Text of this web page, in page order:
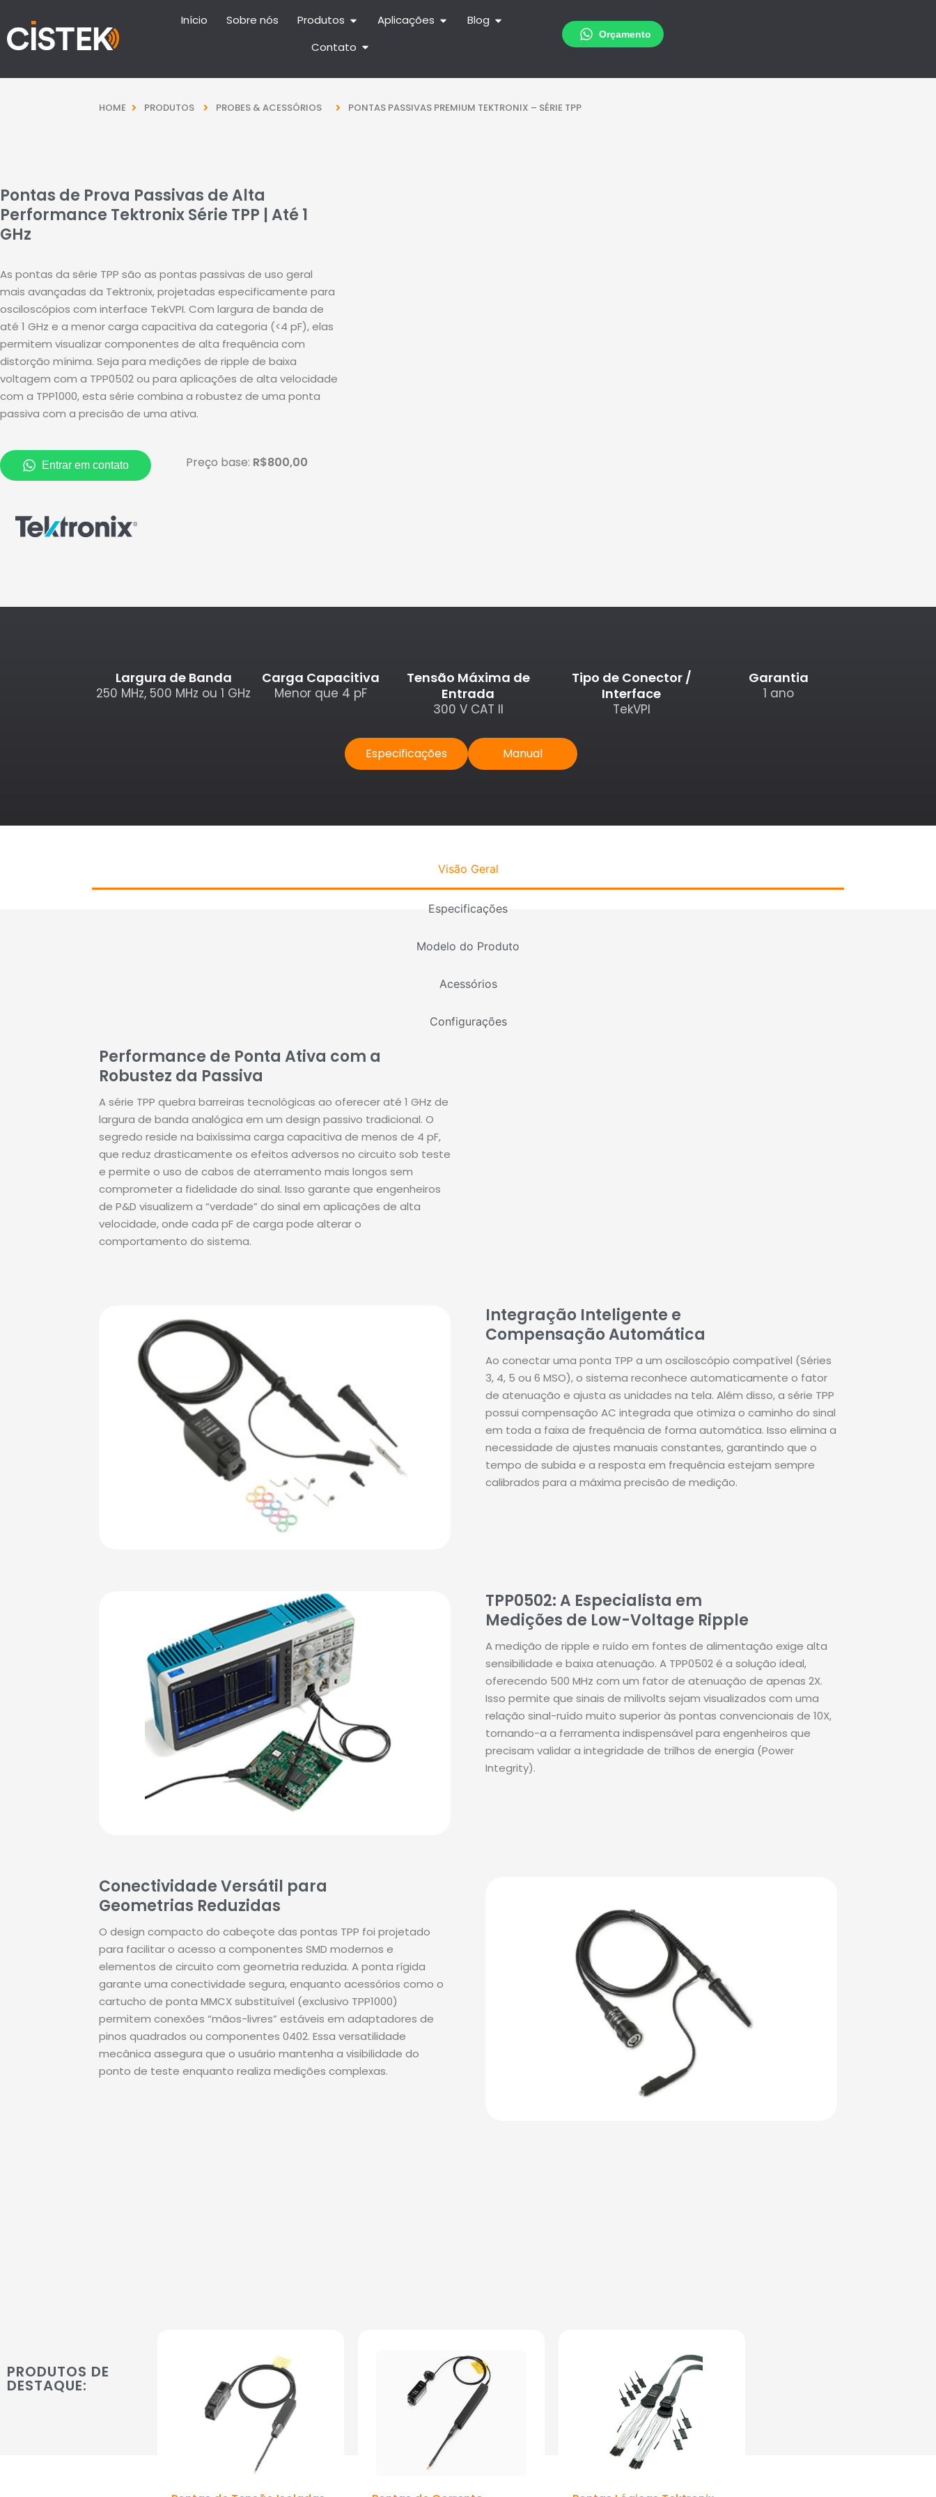
Início Sobre nós Produtos Aplicações
Blog
Contato
HOME PRODUTOS PROBES & ACESSÓRIOS PONTAS PASSIVAS PREMIUM TEKTRONIX – SÉRIE TPP
Pontas de Prova Passivas de Alta
Performance Tektronix Série TPP | Até 1
GHz
As pontas da série TPP são as pontas passivas de uso geral
mais avançadas da Tektronix, projetadas especificamente para
osciloscópios com interface TekVPI. Com largura de banda de
até 1 GHz e a menor carga capacitiva da categoria (<4 pF), elas
permitem visualizar componentes de alta frequência com
distorção mínima. Seja para medições de ripple de baixa
voltagem com a TPP0502 ou para aplicações de alta velocidade
com a TPP1000, esta série combina a robustez de uma ponta
passiva com a precisão de uma ativa.
Preço base: R$800,00
Largura de Banda
250 MHz, 500 MHz ou 1 GHz
Carga Capacitiva
Menor que 4 pF
Tensão Máxima de
Entrada
300 V CAT II
Tipo de Conector /
Interface
TekVPI
Garantia
1 ano
Especificações Manual
Visão Geral
Especificações
Modelo do Produto
Acessórios
Configurações
Performance de Ponta Ativa com a
Robustez da Passiva
A série TPP quebra barreiras tecnológicas ao oferecer até 1 GHz de
largura de banda analógica em um design passivo tradicional. O
segredo reside na baixíssima carga capacitiva de menos de 4 pF,
que reduz drasticamente os efeitos adversos no circuito sob teste
e permite o uso de cabos de aterramento mais longos sem
comprometer a fidelidade do sinal. Isso garante que engenheiros
de P&D visualizem a “verdade” do sinal em aplicações de alta
velocidade, onde cada pF de carga pode alterar o
comportamento do sistema.
Integração Inteligente e
Compensação Automática
Ao conectar uma ponta TPP a um osciloscópio compatível (Séries
3, 4, 5 ou 6 MSO), o sistema reconhece automaticamente o fator
de atenuação e ajusta as unidades na tela. Além disso, a série TPP
possui compensação AC integrada que otimiza o caminho do sinal
em toda a faixa de frequência de forma automática. Isso elimina a
necessidade de ajustes manuais constantes, garantindo que o
tempo de subida e a resposta em frequência estejam sempre
calibrados para a máxima precisão de medição.
TPP0502: A Especialista em
Medições de Low-Voltage Ripple
A medição de ripple e ruído em fontes de alimentação exige alta
sensibilidade e baixa atenuação. A TPP0502 é a solução ideal,
oferecendo 500 MHz com um fator de atenuação de apenas 2X.
Isso permite que sinais de milivolts sejam visualizados com uma
relação sinal-ruído muito superior às pontas convencionais de 10X,
tornando-a a ferramenta indispensável para engenheiros que
precisam validar a integridade de trilhos de energia (Power
Integrity).
Conectividade Versátil para
Geometrias Reduzidas
O design compacto do cabeçote das pontas TPP foi projetado
para facilitar o acesso a componentes SMD modernos e
elementos de circuito com geometria reduzida. A ponta rígida
garante uma conectividade segura, enquanto acessórios como o
cartucho de ponta MMCX substituível (exclusivo TPP1000)
permitem conexões “mãos-livres” estáveis em adaptadores de
pinos quadrados ou componentes 0402. Essa versatilidade
mecânica assegura que o usuário mantenha a visibilidade do
ponto de teste enquanto realiza medições complexas.
PRODUTOS DE
DESTAQUE: